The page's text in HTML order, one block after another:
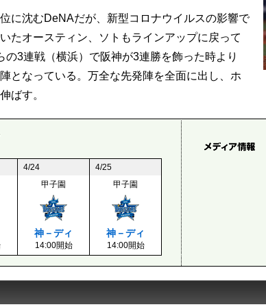
に沈むDeNAだが、新型コロナウイルスの影響で
たオースティン、ソトもラインアップに戻って
の3連戦（横浜）で阪神が3連勝を飾った時より
となっている。万全な先発陣を全面に出し、ホ
ばす。
4/24
4/25
甲子園
神－ディ
14:00開始
甲子園
神－ディ
14:00開始